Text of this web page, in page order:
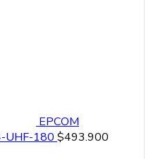
EPCOM
UHF-180 $493.900